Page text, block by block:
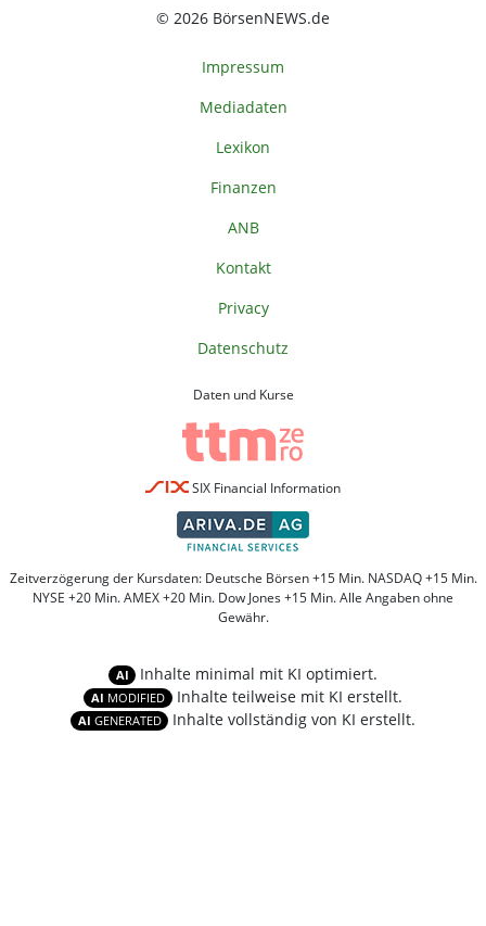
© 2026 BörsenNEWS.de
Impressum
Mediadaten
Lexikon
Finanzen
ANB
Kontakt
Privacy
Datenschutz
Daten und Kurse
SIX Financial Information
Zeitverzögerung der Kursdaten: Deutsche Börsen +15 Min. NASDAQ +15 Min.
NYSE +20 Min. AMEX +20 Min. Dow Jones +15 Min. Alle Angaben ohne
Gewähr.
AI Inhalte minimal mit KI optimiert.
AI MODIFIED Inhalte teilweise mit KI erstellt.
AI GENERATED Inhalte vollständig von KI erstellt.